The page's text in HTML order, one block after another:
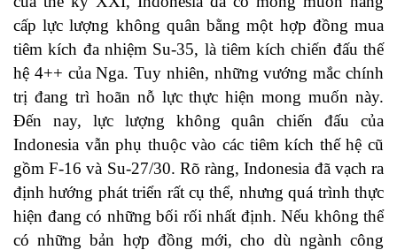
cấp lực lượng không quân bằng một hợp đồng mua
tiêm kích đa nhiệm Su-35, là tiêm kích chiến đấu thế
hệ 4++ của Nga. Tuy nhiên, những vướng mắc chính
trị đang trì hoãn nỗ lực thực hiện mong muốn này.
Đến nay, lực lượng không quân chiến đấu của
Indonesia vẫn phụ thuộc vào các tiêm kích thế hệ cũ
gồm F-16 và Su-27/30. Rõ ràng, Indonesia đã vạch ra
định hướng phát triển rất cụ thể, nhưng quá trình thực
hiện đang có những bối rối nhất định. Nếu không thể
có những bản hợp đồng mới, cho dù ngành công